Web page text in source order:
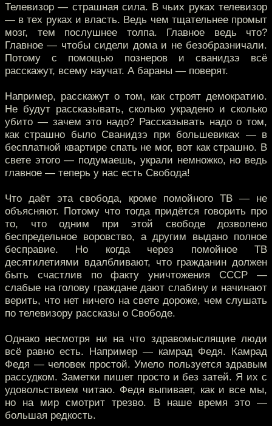
Телевизор — страшная сила. В чьих руках телевизор
— в тех руках и власть. Ведь чем тщательнее промыт
мозг, тем послушнее толпа. Главное ведь что?
Главное — чтобы сидели дома и не безобразничали.
Потому с помощью познеров и сванидзэ всё
расскажут, всему научат. А бараны — поверят.
Например, расскажут о том, как строят демократию.
Не будут рассказывать, сколько украдено и сколько
убито — зачем это надо? Рассказывать надо о том,
как страшно было Сванидзэ при большевиках — в
бесплатной квартире спать не мог, вот как страшно. В
свете этого — подумаешь, украли немножко, но ведь
главное — теперь у нас есть Свобода!
Что даёт эта свобода, кроме помойного ТВ — не
объясняют. Потому что тогда придётся говорить про
то, что одним при этой свободе дозволено
беспредельное воровство, а другим выдано полное
бесправие. Но когда через помойное ТВ
десятилетиями вдалбливают, что гражданин должен
быть счастлив по факту уничтожения СССР —
слабые на голову граждане дают слабину и начинают
верить, что нет ничего на свете дороже, чем слушать
по телевизору рассказы о Свободе.
Однако несмотря ни на что здравомыслящие люди
всё равно есть. Например — камрад Федя. Камрад
Федя — человек простой. Умело пользуется здравым
рассудком. Заметки пишет просто и без затей. Я их с
удовольствием читаю. Федя выпивает, как и все мы,
но на мир смотрит трезво. В наше время это —
большая редкость.